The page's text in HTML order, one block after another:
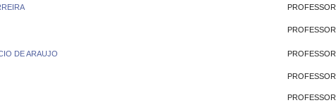
PROFESSOR
PROFESSOR
DE ARAUJO PROFESSOR
PROFESSOR
PROFESSOR